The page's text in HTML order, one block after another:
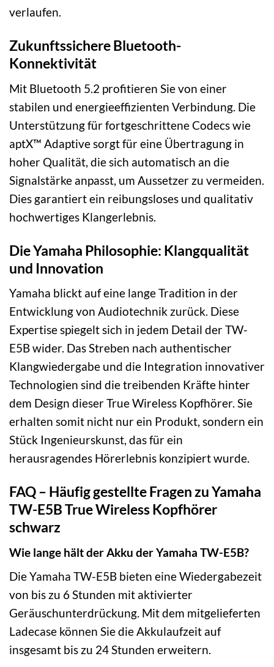
verlaufen.
Zukunftssichere Bluetooth-
Konnektivität
Mit Bluetooth 5.2 profitieren Sie von einer
stabilen und energieeffizienten Verbindung. Die
Unterstützung für fortgeschrittene Codecs wie
aptX™ Adaptive sorgt für eine Übertragung in
hoher Qualität, die sich automatisch an die
Signalstärke anpasst, um Aussetzer zu vermeiden.
Dies garantiert ein reibungsloses und qualitativ
hochwertiges Klangerlebnis.
Die Yamaha Philosophie: Klangqualität
und Innovation
Yamaha blickt auf eine lange Tradition in der
Entwicklung von Audiotechnik zurück. Diese
Expertise spiegelt sich in jedem Detail der TW-
E5B wider. Das Streben nach authentischer
Klangwiedergabe und die Integration innovativer
Technologien sind die treibenden Kräfte hinter
dem Design dieser True Wireless Kopfhörer. Sie
erhalten somit nicht nur ein Produkt, sondern ein
Stück Ingenieurskunst, das für ein
herausragendes Hörerlebnis konzipiert wurde.
FAQ – Häufig gestellte Fragen zu Yamaha
TW-E5B True Wireless Kopfhörer
schwarz
Wie lange hält der Akku der Yamaha TW-E5B?
Die Yamaha TW-E5B bieten eine Wiedergabezeit
von bis zu 6 Stunden mit aktivierter
Geräuschunterdrückung. Mit dem mitgelieferten
Ladecase können Sie die Akkulaufzeit auf
insgesamt bis zu 24 Stunden erweitern.